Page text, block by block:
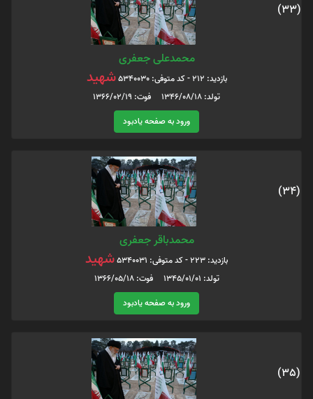
(33)
محمدعلی جعفری
بازدید: 212 - کد متوفی: 5340030 شهید
تولد: 1346/08/18 فوت: 1366/02/19
ورود به صفحه یادبود
(34)
محمدباقر جعفری
بازدید: 223 - کد متوفی: 5340031 شهید
تولد: 1345/01/01 فوت: 1366/05/18
ورود به صفحه یادبود
(35)